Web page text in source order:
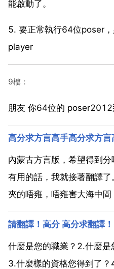
能啟動了。
5. 要正常執行64位poser
player
9樓：
朋友 你64位的 poser2012
高分求方言高手高分求方言
內蒙古方言版，希望得到
有用的話，我就接著翻譯
夾的唔雍，唔雍害大海中
樣衝上天，一邊吼喊著。在
烏雲還聽見了快落。在宰
望！唔雍...
請翻譯！高分 高分求翻譯！
什麼是您的職業？2.什麼是
3.什麼樣的資格您得到了